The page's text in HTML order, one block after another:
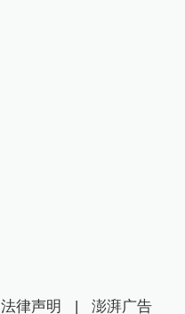
法律声明 | 澎湃广告